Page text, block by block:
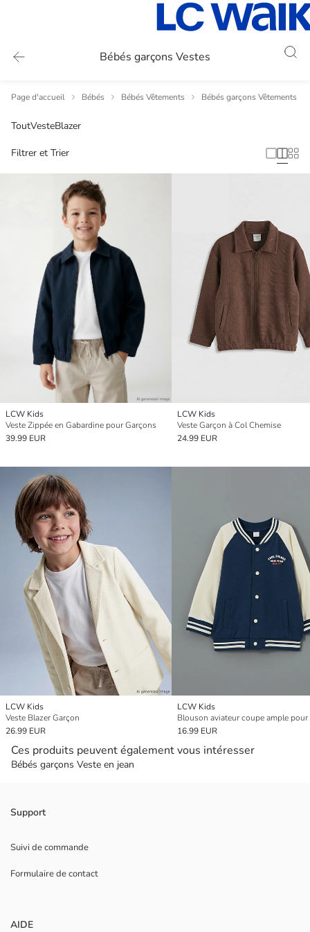
Bébés garçons Vestes
Page d'accueil Bébés Bébés Vêtements Bébés garçons Vêtements
ToutVesteBlazer
Filtrer et Trier
LCW Kids
Veste Zippée en Gabardine pour Garçons
39.99 EUR
LCW Kids
Veste Garçon à Col Chemise
24.99 EUR
LCW Kids
Veste Blazer Garçon
26.99 EUR
LCW Kids
16.99 EUR
Ces produits peuvent également vous intéresser
Bébés garçons Veste en jean
Support
Suivi de commande
Formulaire de contact
AIDE